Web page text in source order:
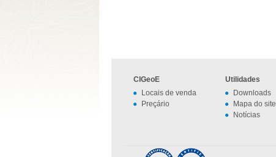
CIGeoE
Locais de venda
Preçário
Utilidades
Downloads
Mapa do site
Notícias